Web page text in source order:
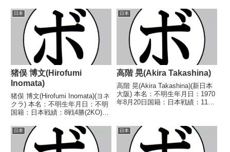
1980/01/24 ○3RKO 樋口 信夫
(平和)1980/03/26 ●4R判定 (採点
不明) ...
1949/03/27 ●判定 (ラウンド/採
点不明) 上田 新二(ラッキ
ー)1950/02/...
日本
猪俣 博文(Hirofumi
Inomata)
猪俣 博文(Hirofumi Inomata)(ヨネ
クラ) 本名：不明生年月日：不明
国籍：日本戦績：8戦4勝(2KO)4
歴】1969/05/07 ●2RKO 松本
省三(鈴木)1969/09/11
○2RKO ...
日本
高階 晃(Akira Takashina)
高階 晃(Akira Takashina)(新日本
大阪) 本名：不明生年月日：1970
年8月20日国籍：日本戦績：11戦
人王 【戦歴】1989/04/18 ○4R
判定 (採...
日本 日本